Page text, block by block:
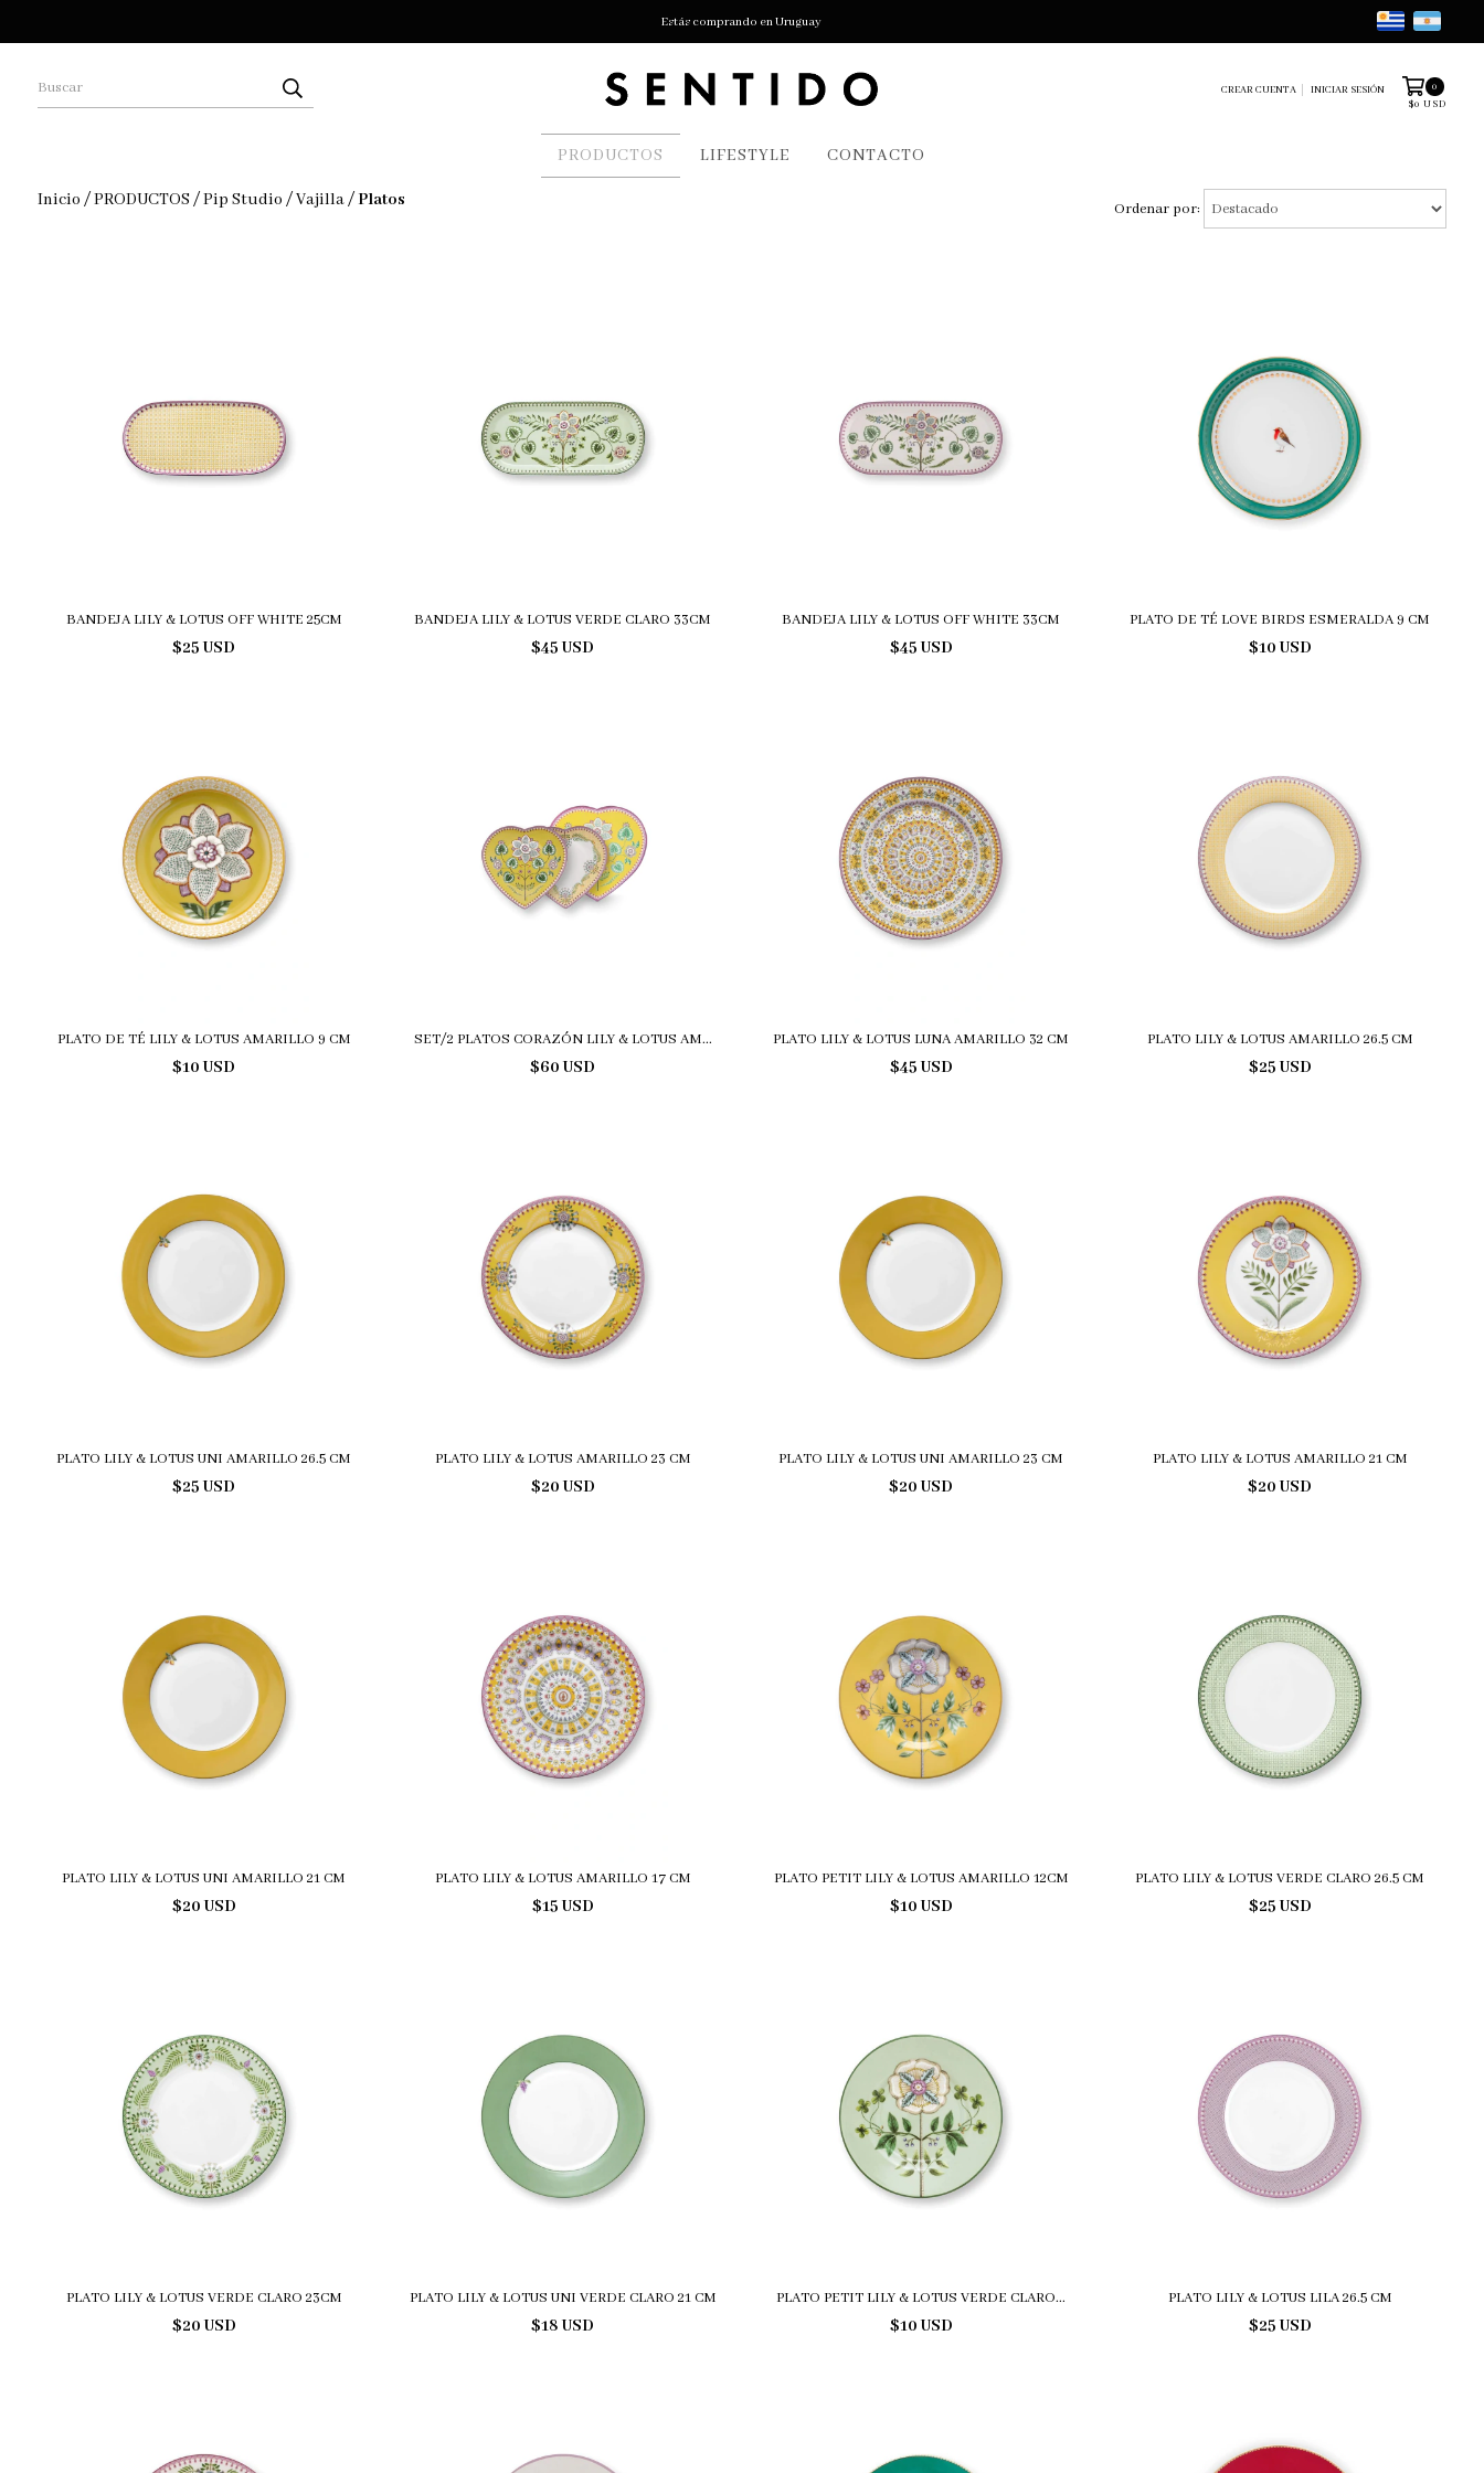
Estás comprando en Uruguay
CREAR CUENTA INICIAR SESIÓN
0
$0 USD
PRODUCTOS LIFESTYLE CONTACTO
Inicio /PRODUCTOS /Pip Studio /Vajilla/Platos Ordenar por:
BANDEJA LILY & LOTUS OFF WHITE 25CM
$25 USD
BANDEJA LILY & LOTUS VERDE CLARO 33CM
$45 USD
BANDEJA LILY & LOTUS OFF WHITE 33CM
$45 USD
PLATO DE TÉ LOVE BIRDS ESMERALDA 9 CM
$10 USD
PLATO DE TÉ LILY & LOTUS AMARILLO 9 CM
$10 USD
SET/2 PLATOS CORAZÓN LILY & LOTUS AM...
$60 USD
PLATO LILY & LOTUS LUNA AMARILLO 32 CM
$45 USD
PLATO LILY & LOTUS AMARILLO 26.5 CM
$25 USD
PLATO LILY & LOTUS UNI AMARILLO 26.5 CM
$25 USD
PLATO LILY & LOTUS AMARILLO 23 CM
$20 USD
PLATO LILY & LOTUS UNI AMARILLO 23 CM
$20 USD
PLATO LILY & LOTUS AMARILLO 21 CM
$20 USD
PLATO LILY & LOTUS UNI AMARILLO 21 CM
$20 USD
PLATO LILY & LOTUS AMARILLO 17 CM
$15 USD
PLATO PETIT LILY & LOTUS AMARILLO 12CM
$10 USD
PLATO LILY & LOTUS VERDE CLARO 26.5 CM
$25 USD
PLATO LILY & LOTUS VERDE CLARO 23CM
$20 USD
PLATO LILY & LOTUS UNI VERDE CLARO 21 CM
$18 USD
PLATO PETIT LILY & LOTUS VERDE CLARO...
$10 USD
PLATO LILY & LOTUS LILA 26.5 CM
$25 USD